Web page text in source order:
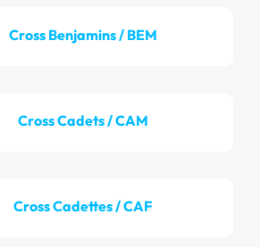
Cross Benjamins / BEM
Cross Cadets / CAM
Cross Cadettes / CAF